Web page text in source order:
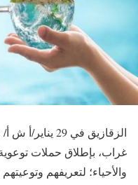
الزقازيق في
غراب، بإطلاق حملات
والأحياء؛ لتعريفهم